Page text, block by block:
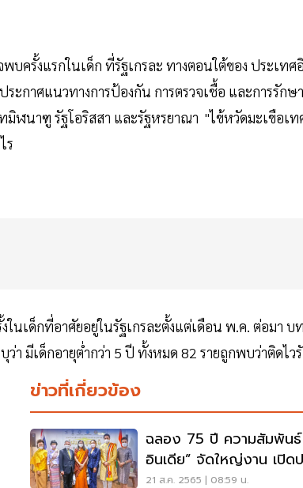
พบครั้งแรกในเด็ก ที่รัฐเกรละ ทางตอนใต้ของ ประเท
ะกาศแนวทางการป้องกัน การตรวจเชื้อ และการรักษ
มิฬนาฑู รัฐโอริสสา และรัฐหรยาณา "ไข้หวัดมะเขือเ
ร
นเด็กที่อาศัยอยู่ในรัฐเกรละตั้งแต่เดือน พ.ค. ต่อมา บ
า มีเด็กอายุต่ำกว่า 5 ปี ทั้งหมด 82 รายถูกพบว่าติดไว
ข่าวที่เกี่ยวข้อง
ฉลอง 75 ปี ความสัมพันธ์
อินเดีย” จัดใหญ่งาน เปิด
ภารตะฯ
21 ส.ค. 2565 | 08:59 น.